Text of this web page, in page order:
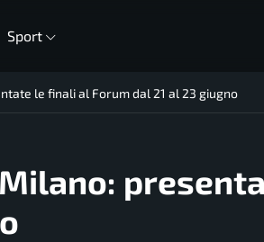
Sport
le finali al Forum dal 21 al 23 giugno